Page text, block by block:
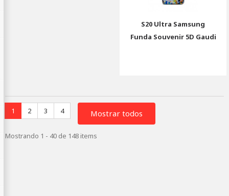
S20 Ultra Samsung
Funda Souvenir 5D Gaudi
Mostrar todos
1 2 3 4
Mostrando 1 - 40 de 148 items